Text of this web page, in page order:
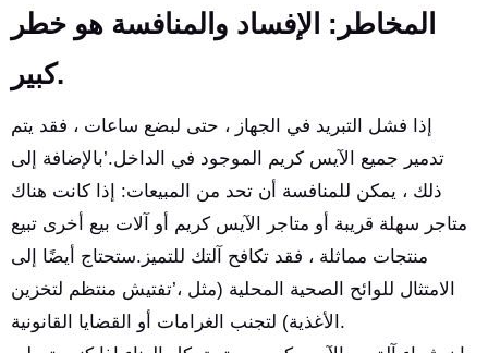
المخاطر: الإفساد والمنافسة هو خطر
كبير.
إذا فشل التبريد في الجهاز ، حتى لبضع ساعات ، فقد يتم
تدمير جميع الآيس كريم الموجود في الداخل.’بالإضافة إلى
ذلك ، يمكن للمنافسة أن تحد من المبيعات: إذا كانت هناك
متاجر سهلة قريبة أو متاجر الآيس كريم أو آلات بيع أخرى تبيع
منتجات مماثلة ، فقد تكافح آلتك للتميز.ستحتاج أيضًا إلى
الامتثال للوائح الصحية المحلية (مثل ،’تفتيش منتظم لتخزين
الأغذية) لتجنب الغرامات أو القضايا القانونية.